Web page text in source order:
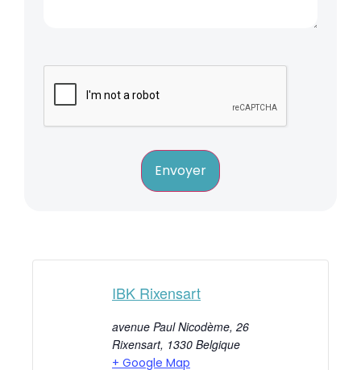
Envoyer
IBK Rixensart
avenue Paul Nicodème, 26
Rixensart, 1330 Belgique
+ Google Map